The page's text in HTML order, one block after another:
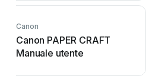
Canon
Canon PAPER CRAFT
Manuale utente